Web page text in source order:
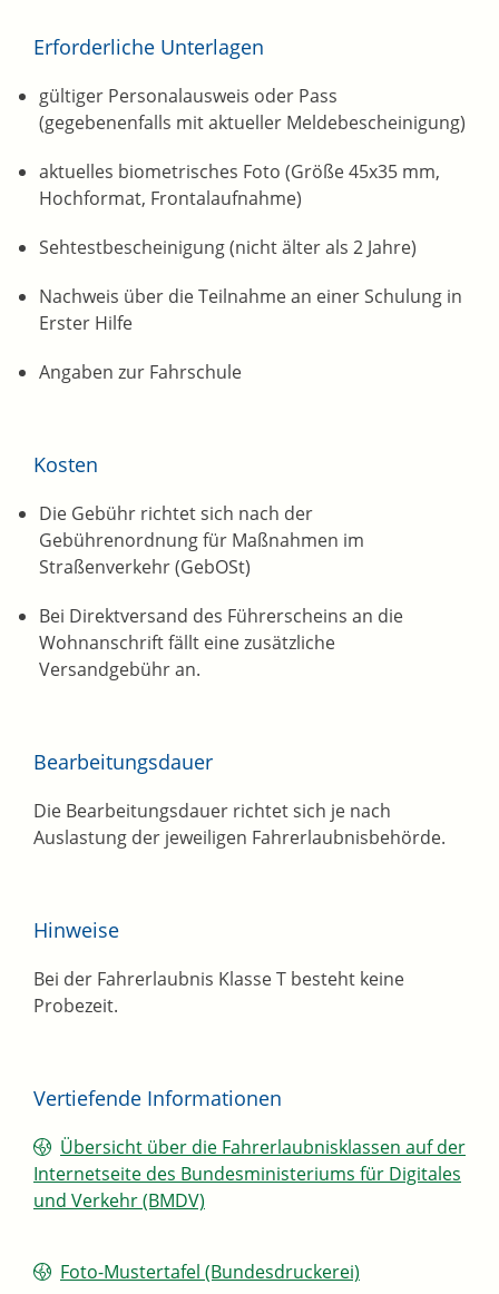
Erforderliche Unterlagen
gültiger Personalausweis oder Pass
(gegebenenfalls mit aktueller Meldebescheinigung)
aktuelles biometrisches Foto (Größe 45x35 mm,
Hochformat, Frontalaufnahme)
Sehtestbescheinigung (nicht älter als 2 Jahre)
Nachweis über die Teilnahme an einer Schulung in
Erster Hilfe
Angaben zur Fahrschule
Kosten
Die Gebühr richtet sich nach der
Gebührenordnung für Maßnahmen im
Straßenverkehr (GebOSt)
Bei Direktversand des Führerscheins an die
Wohnanschrift fällt eine zusätzliche
Versandgebühr an.
Bearbeitungsdauer
Die Bearbeitungsdauer richtet sich je nach
Auslastung der jeweiligen Fahrerlaubnisbehörde.
Hinweise
Bei der Fahrerlaubnis Klasse T besteht keine
Probezeit.
Vertiefende Informationen
Übersicht über die Fahrerlaubnisklassen auf der
Internetseite des Bundesministeriums für Digitales
und Verkehr (BMDV)
Foto-Mustertafel (Bundesdruckerei)